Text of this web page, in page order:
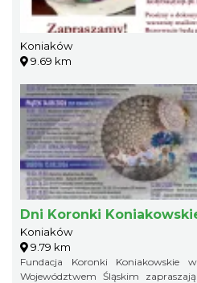
Koniaków
9.69 km
Dni Koronki
Koniaków
9.79 km
Fundacja Koronki
Województwem Śląskim